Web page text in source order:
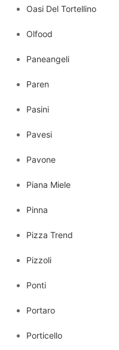
Oasi Del Tortellino
Olfood
Paneangeli
Paren
Pasini
Pavesi
Pavone
Piana Miele
Pinna
Pizza Trend
Pizzoli
Ponti
Portaro
Porticello